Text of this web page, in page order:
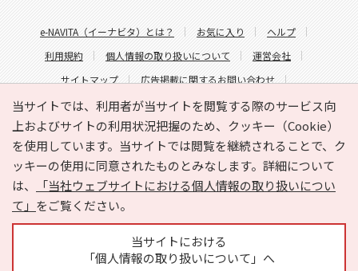
当サイトでは、利用者が当サイトを閲覧する際のサービス向
上およびサイトの利用状況把握のため、クッキー（Cookie）
を使用しています。当サイトでは閲覧を継続されることで、ク
ッキーの使用に同意されたものとみなします。詳細について
は、
「当社ウェブサイトにおける個人情報の取り扱いについ
て」 をご覧ください。
当サイトにおける
「個人情報の取り扱いについて」へ
e-NAVITA（イーナビタ）とは？ お気に入り
ヘルプ
利用規約
個人情報の取り扱いについて
運営会社
サイトマップ
広告掲載に関するお問い合わせ
サイトの内容に関するお問い合わせ
Copyright © HYOJITO.Co.,Ltd. All Rights Reserved.